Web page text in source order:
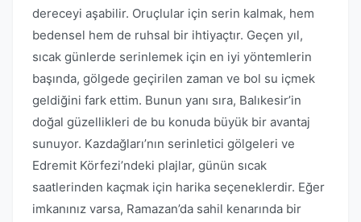
dereceyi aşabilir. Oruçlular için serin kalmak, hem
bedensel hem de ruhsal bir ihtiyaçtır. Geçen yıl,
sıcak günlerde serinlemek için en iyi yöntemlerin
başında, gölgede geçirilen zaman ve bol su içmek
geldiğini fark ettim. Bunun yanı sıra, Balıkesir’in
doğal güzellikleri de bu konuda büyük bir avantaj
sunuyor. Kazdağları’nın serinletici gölgeleri ve
Edremit Körfezi’ndeki plajlar, günün sıcak
saatlerinden kaçmak için harika seçeneklerdir. Eğer
imkanınız varsa, Ramazan’da sahil kenarında bir